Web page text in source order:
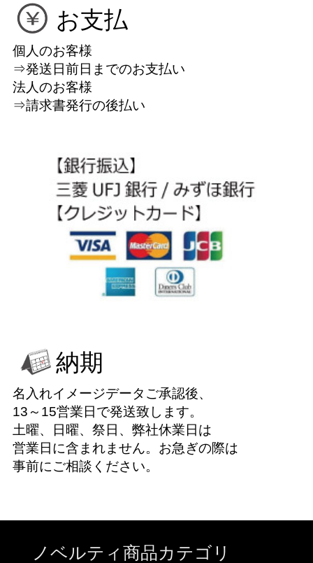
お支払
個人のお客様
⇒発送日前日までのお支払い
法人のお客様
⇒請求書発行の後払い
納期
名入れイメージデータご承認後、
13～15営業日で発送致します。
土曜、日曜、祭日、弊社休業日は
営業日に含まれません。お急ぎの際は
事前にご相談ください。
ノベルティ商品カテゴリ